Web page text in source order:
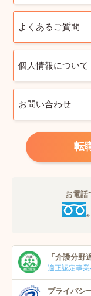
よくあるご質問
個人情報について
お問い合わせ
転
お電話
「介護分野
適正認定事
プライバシ